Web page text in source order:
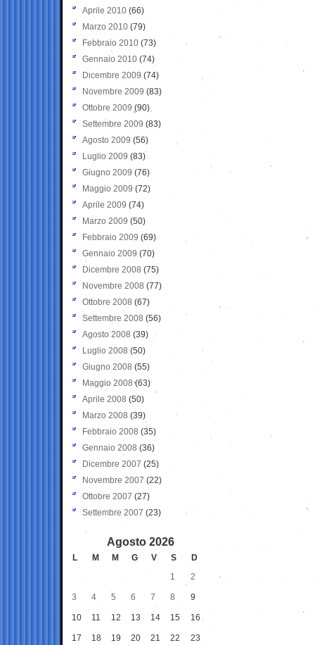
Aprile 2010 (66)
Marzo 2010 (79)
Febbraio 2010 (73)
Gennaio 2010 (74)
Dicembre 2009 (74)
Novembre 2009 (83)
Ottobre 2009 (90)
Settembre 2009 (83)
Agosto 2009 (56)
Luglio 2009 (83)
Giugno 2009 (76)
Maggio 2009 (72)
Aprile 2009 (74)
Marzo 2009 (50)
Febbraio 2009 (69)
Gennaio 2009 (70)
Dicembre 2008 (75)
Novembre 2008 (77)
Ottobre 2008 (67)
Settembre 2008 (56)
Agosto 2008 (39)
Luglio 2008 (50)
Giugno 2008 (55)
Maggio 2008(63)
Aprile 2008 (50)
Marzo 2008 (39)
Febbraio 2008 (35)
Gennaio 2008 (36)
Dicembre 2007 (25)
Novembre 2007 (22)
Ottobre 2007 (27)
Settembre 2007 (23)
Agosto 2026
L M M G V S
D
1
2
3 4 5 6 7 8 9
10 11 12 13 14 15 16
17 18 19 20 21 22 23